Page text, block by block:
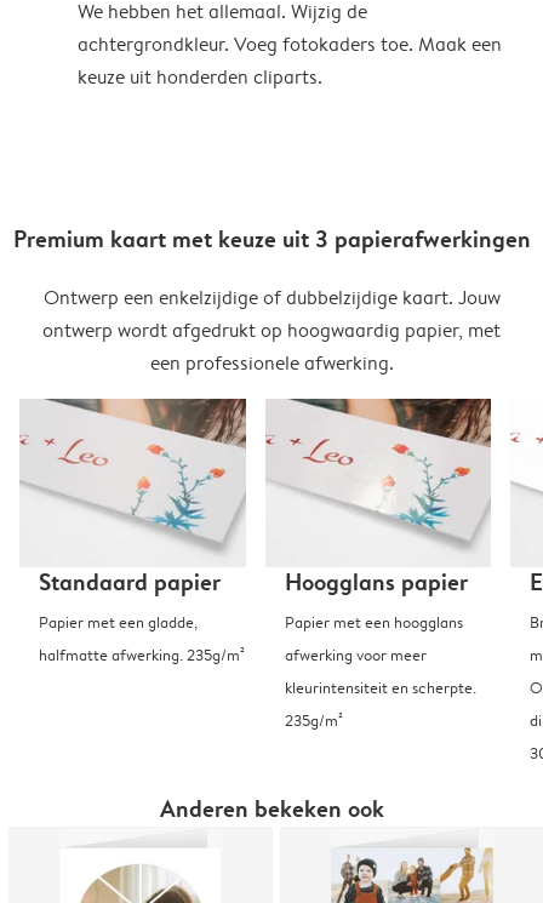
We hebben het allemaal. Wijzig de
achtergrondkleur. Voeg fotokaders toe. Maak een
keuze uit honderden cliparts.
Premium kaart met keuze uit 3 papierafwerkingen
Ontwerp een enkelzijdige of dubbelzijdige kaart. Jouw
ontwerp wordt afgedrukt op hoogwaardig papier, met
een professionele afwerking.
Standaard papier
Papier met een gladde,
halfmatte afwerking. 235g/m²
Hoogglans papier
Papier met een hoogglans
afwerking voor meer
kleurintensiteit en scherpte.
235g/m²
Anderen bekeken ook